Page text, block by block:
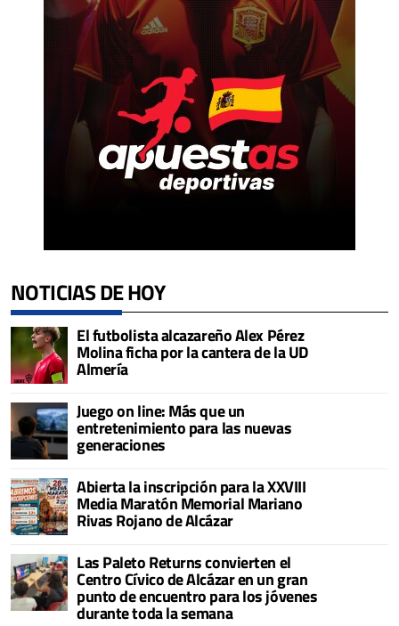
NOTICIAS DE HOY
El futbolista alcazareño Alex Pérez
Molina ficha por la cantera de la UD
Almería
Juego on line: Más que un
entretenimiento para las nuevas
generaciones
Abierta la inscripción para la XXVIII
Media Maratón Memorial Mariano
Rivas Rojano de Alcázar
Las Paleto Returns convierten el
Centro Cívico de Alcázar en un gran
punto de encuentro para los jóvenes
durante toda la semana